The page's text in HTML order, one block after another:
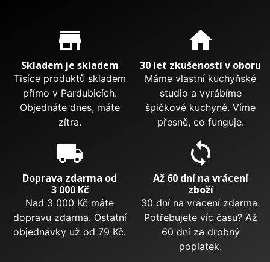
Proč nakupovat u nás?
store_mall_directory
Skladem je skladem
Tisíce produktů skladem
přímo v Pardubicích.
Objednáte dnes, máte
zítra.
home
30 let zkušeností v oboru
Máme vlastní kuchyňské
studio a vyrábíme
špičkové kuchyně. Víme
přesně, co funguje.
local_shipping
Doprava zdarma od
3 000 Kč
Nad 3 000 Kč máte
dopravu zdarma. Ostatní
objednávky už od 79 Kč.
sync
Až 60 dní na vrácení
zboží
30 dní na vrácení zdarma.
Potřebujete víc času? Až
60 dní za drobný
poplatek.